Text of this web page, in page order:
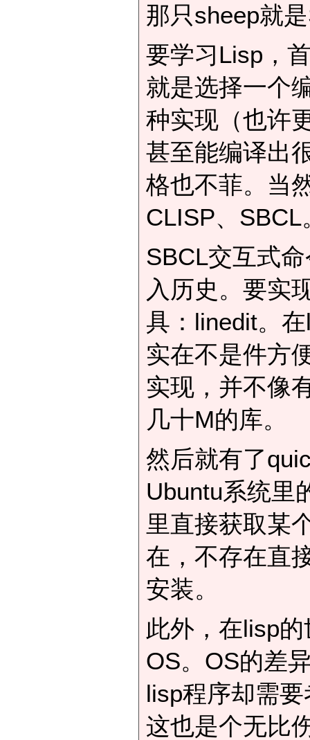
那只sheep就
要学习Lisp，
就是选择一个
种实现（也许
甚至能编译出
格也不菲。当
CLISP、
SBCL交互式
入历史。要实
具：linedit。
实在不是件方
实现，并不像
几十M的库。
然后就有了
Ubuntu系统里
里直接获取某
在，不存在直
安装。
此外，在lisp
OS。OS的差
lisp程序却需
这也是个无比